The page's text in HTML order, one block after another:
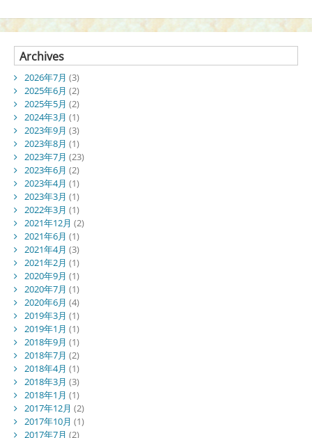
Archives
2026年7月 (3)
2025年6月 (2)
2025年5月 (2)
2024年3月 (1)
2023年9月 (3)
2023年8月 (1)
2023年7月 (23)
2023年6月 (2)
2023年4月 (1)
2023年3月 (1)
2022年3月 (1)
2021年12月 (2)
2021年6月 (1)
2021年4月 (3)
2021年2月 (1)
2020年9月 (1)
2020年7月 (1)
2020年6月 (4)
2019年3月 (1)
2019年1月 (1)
2018年9月 (1)
2018年7月 (2)
2018年4月 (1)
2018年3月 (3)
2018年1月 (1)
2017年12月 (2)
2017年10月 (1)
2017年7月 (2)